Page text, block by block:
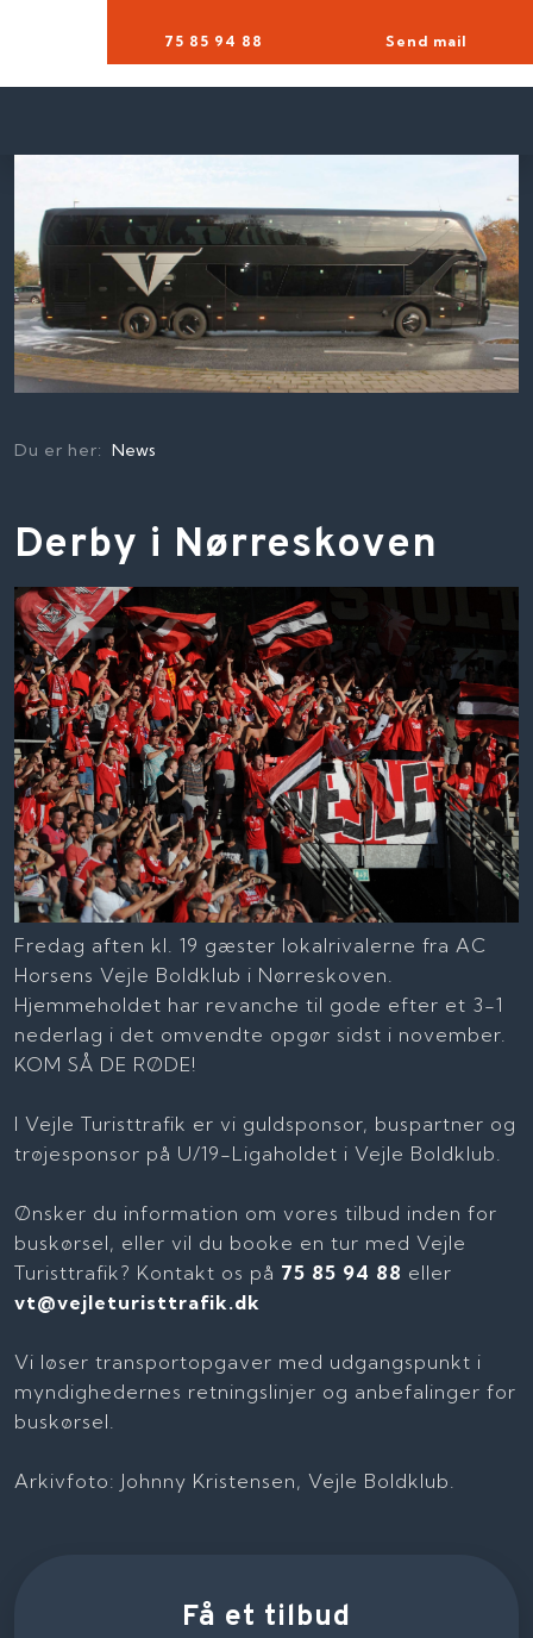
75 85 94 88​ Send mail
Du er her:News
Derby i Nørreskoven
Fredag aften kl. 19 gæster lokalrivalerne fra AC
Horsens Vejle Boldklub i Nørreskoven.
Hjemmeholdet har revanche til gode efter et 3-1
nederlag i det omvendte opgør sidst i november.
KOM SÅ DE RØDE!
I Vejle Turisttrafik er vi guldsponsor, buspartner og
trøjesponsor på U/19-Ligaholdet i Vejle Boldklub.
Ønsker du information om vores tilbud inden for
buskørsel, eller vil du booke en tur med Vejle
Turisttrafik? Kontakt os på 75 85 94 88 eller
vt@vejleturisttrafik.dk
Vi løser transportopgaver med udgangspunkt i
myndighedernes retningslinjer og anbefalinger for
buskørsel.
Arkivfoto: Johnny Kristensen, Vejle Boldklub.
Få et tilbud